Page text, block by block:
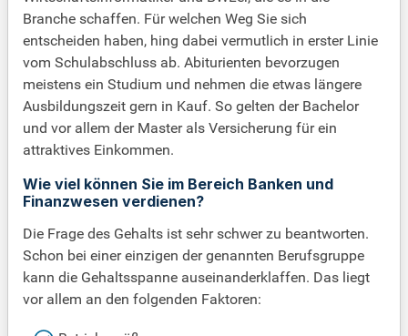
Branche schaffen. Für welchen Weg Sie sich
entscheiden haben, hing dabei vermutlich in erster Linie
vom Schulabschluss ab. Abiturienten bevorzugen
meistens ein Studium und nehmen die etwas längere
Ausbildungszeit gern in Kauf. So gelten der Bachelor
und vor allem der Master als Versicherung für ein
attraktives Einkommen.
Wie viel können Sie im Bereich Banken und
Finanzwesen verdienen?
Die Frage des Gehalts ist sehr schwer zu beantworten.
Schon bei einer einzigen der genannten Berufsgruppe
kann die Gehaltsspanne auseinanderklaffen. Das liegt
vor allem an den folgenden Faktoren: